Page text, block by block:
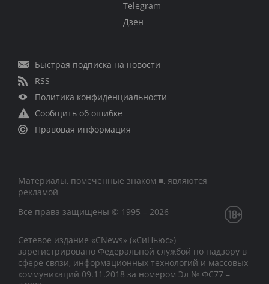
Telegram
Дзен
Быстрая подписка на новости
RSS
Политика конфиденциальности
Сообщить об ошибке
Правовая информация
Материалы, помеченные знаком ■, являются
рекламой
Все права защищены © 1995 – 2026
Сетевое издание «CNews» («СиНьюс»)
зарегистрировано Федеральной службой по надзору в
сфере связи, информационных технологий и массовых
коммуникаций 09.11.2018 за номером Эл № ФС77 –